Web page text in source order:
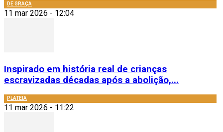
DE GRAÇA
11 mar 2026 - 12:04
Inspirado em história real de crianças
escravizadas décadas após a abolição,...
PLATEIA
11 mar 2026 - 11:22